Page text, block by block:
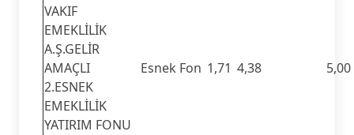
VAKIF
EMEKLİLİK
A.Ş.GELİR
AMAÇLI
2.ESNEK
EMEKLİLİK
YATIRIM FONU
Esnek Fon 1,71 4,38 5,00